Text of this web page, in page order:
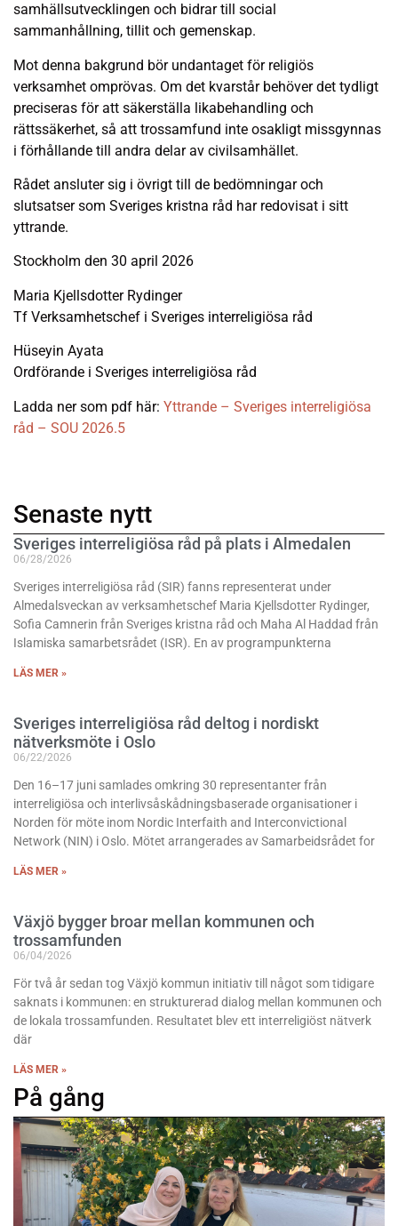
samhällsutvecklingen och bidrar till social
sammanhållning, tillit och gemenskap.
Mot denna bakgrund bör undantaget för religiös
verksamhet omprövas. Om det kvarstår behöver det tydligt
preciseras för att säkerställa likabehandling och
rättssäkerhet, så att trossamfund inte osakligt missgynnas
i förhållande till andra delar av civilsamhället.
Rådet ansluter sig i övrigt till de bedömningar och
slutsatser som Sveriges kristna råd har redovisat i sitt
yttrande.
Stockholm den 30 april 2026
Maria Kjellsdotter Rydinger
Tf Verksamhetschef i Sveriges interreligiösa råd
Hüseyin Ayata
Ordförande i Sveriges interreligiösa råd
Ladda ner som pdf här: Yttrande – Sveriges interreligiösa
råd – SOU 2026.5
Senaste nytt
Sveriges interreligiösa råd på plats i Almedalen
06/28/2026
Sveriges interreligiösa råd (SIR) fanns representerat under
Almedalsveckan av verksamhetschef Maria Kjellsdotter Rydinger,
Sofia Camnerin från Sveriges kristna råd och Maha Al Haddad från
Islamiska samarbetsrådet (ISR). En av programpunkterna
LÄS MER »
Sveriges interreligiösa råd deltog i nordiskt
nätverksmöte i Oslo
06/22/2026
Den 16–17 juni samlades omkring 30 representanter från
interreligiösa och interlivsåskådningsbaserade organisationer i
Norden för möte inom Nordic Interfaith and Interconvictional
Network (NIN) i Oslo. Mötet arrangerades av Samarbeidsrådet for
LÄS MER »
Växjö bygger broar mellan kommunen och
trossamfunden
06/04/2026
För två år sedan tog Växjö kommun initiativ till något som tidigare
saknats i kommunen: en strukturerad dialog mellan kommunen och
de lokala trossamfunden. Resultatet blev ett interreligiöst nätverk
där
LÄS MER »
På gång